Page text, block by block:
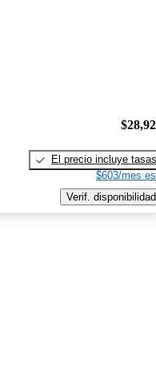
El precio incluye tasas
$603/mes
Verif. disponibilidad